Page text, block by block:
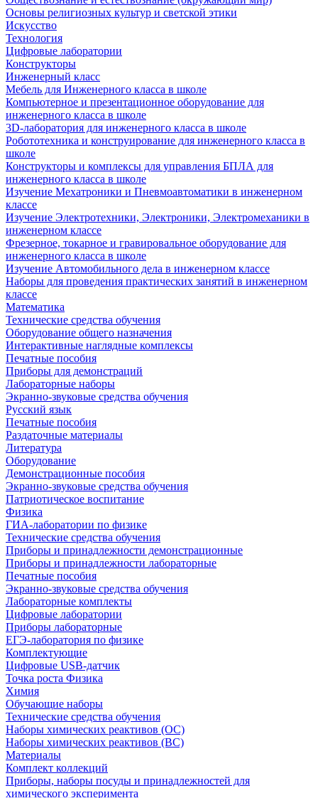
Основы религиозных культур и светской этики
Искусство
Технология
Цифровые лаборатории
Конструкторы
Инженерный класс
Мебель для Инженерного класса в школе
Компьютерное и презентационное оборудование для
инженерного класса в школе
3D-лаборатория для инженерного класса в школе
Робототехника и конструирование для инженерного класса в
школе
Конструкторы и комплексы для управления БПЛА для
инженерного класса в школе
Изучение Мехатроники и Пневмоавтоматики в инженерном
классе
Изучение Электротехники, Электроники, Электромеханики в
инженерном классе
Фрезерное, токарное и гравировальное оборудование для
инженерного класса в школе
Изучение Автомобильного дела в инженерном классе
Наборы для проведения практических занятий в инженерном
классе
Математика
Технические средства обучения
Оборудование общего назначения
Интерактивные наглядные комплексы
Печатные пособия
Приборы для демонстраций
Лабораторные наборы
Экранно-звуковые средства обучения
Русский язык
Печатные пособия
Раздаточные материалы
Литература
Оборудование
Демонстрационные пособия
Экранно-звуковые средства обучения
Патриотическое воспитание
Физика
ГИА-лаборатории по физике
Технические средства обучения
Приборы и принадлежности демонстрационные
Приборы и принадлежности лабораторные
Печатные пособия
Экранно-звуковые средства обучения
Лабораторные комплекты
Цифровые лаборатории
Приборы лабораторные
ЕГЭ-лаборатория по физике
Комплектующие
Цифровые USB-датчик
Точка роста Физика
Химия
Обучающие наборы
Технические средства обучения
Наборы химических реактивов (ОС)
Наборы химических реактивов (ВС)
Материалы
Комплект коллекций
Приборы, наборы посуды и принадлежностей для
химического эксперимента